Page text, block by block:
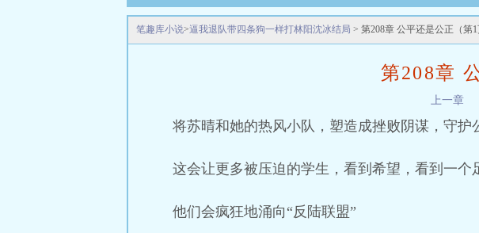
笔趣库小说>逼我退队带四条狗一样打林阳沈冰结局 > 第208章 公平还是公正（第1
第208章
上一章
将苏晴和她的热风小队，塑造成挫败阴谋，守护
这会让更多被压迫的学生，看到希望，看到一个
他们会疯狂地涌向“反陆联盟”